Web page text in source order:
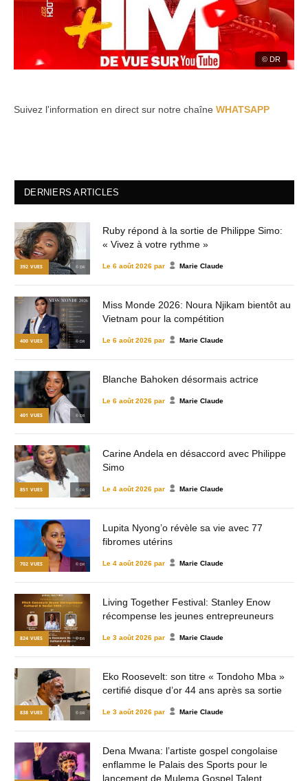
© DR
Suivez l'information en direct sur notre chaîne WHATSAPP
DERNIERS ARTICLES
392 VUES © DR
Ruby répond à la sortie de Philippe Simo:
« Vivez à votre rythme »
Le 6 août 2026 par Marie Claude
400 VUES © DR
Miss Monde 2026: Noura Njikam bientôt au
Vietnam pour la compétition
Le 6 août 2026 par Marie Claude
401 VUES © DR
Blanche Bahoken désormais actrice
Le 6 août 2026 par Marie Claude
851 VUES © DR
Carine Andela en désaccord avec Philippe
Simo
Le 4 août 2026 par Marie Claude
702 VUES © DR
Lupita Nyong’o révèle sa vie avec 77
fibromes utérins
Le 4 août 2026 par Marie Claude
824 VUES © DR
Living Together Festival: Stanley Enow
récompense les jeunes entrepreuneurs
Le 3 août 2026 par Marie Claude
838 VUES © DR
Eko Roosevelt: son titre « Tondoho Mba »
certifié disque d’or 44 ans après sa sortie
Le 3 août 2026 par Marie Claude
Dena Mwana: l’artiste gospel congolaise
enflamme le Palais des Sports pour le
lancement de Mulema Gospel Talent